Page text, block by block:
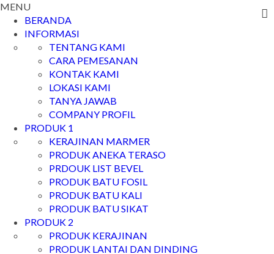
MENU
BERANDA
INFORMASI
TENTANG KAMI
CARA PEMESANAN
KONTAK KAMI
LOKASI KAMI
TANYA JAWAB
COMPANY PROFIL
PRODUK 1
KERAJINAN MARMER
PRODUK ANEKA TERASO
PRDOUK LIST BEVEL
PRODUK BATU FOSIL
PRODUK BATU KALI
PRODUK BATU SIKAT
PRODUK 2
PRODUK KERAJINAN
PRODUK LANTAI DAN DINDING